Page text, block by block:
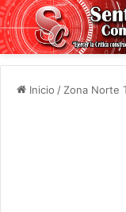
Inicio / Zona Norte